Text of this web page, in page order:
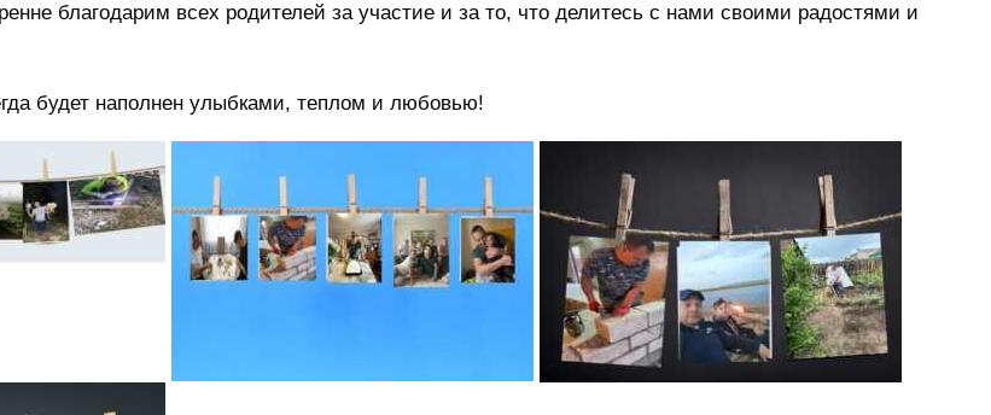
благодарим всех родителей за участие и за то, что делитесь с нами своими радостями и
будет наполнен улыбками, теплом и любовью!